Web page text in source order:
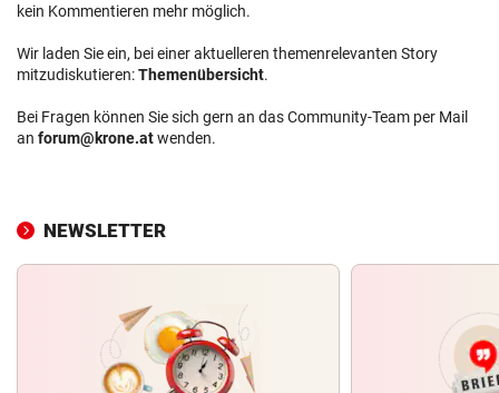
kein Kommentieren mehr möglich.
Wir laden Sie ein, bei einer aktuelleren themenrelevanten Story
mitzudiskutieren:Themenübersicht.
Bei Fragen können Sie sich gern an das Community-Team per Mail
an forum@krone.atwenden.
NEWSLETTER